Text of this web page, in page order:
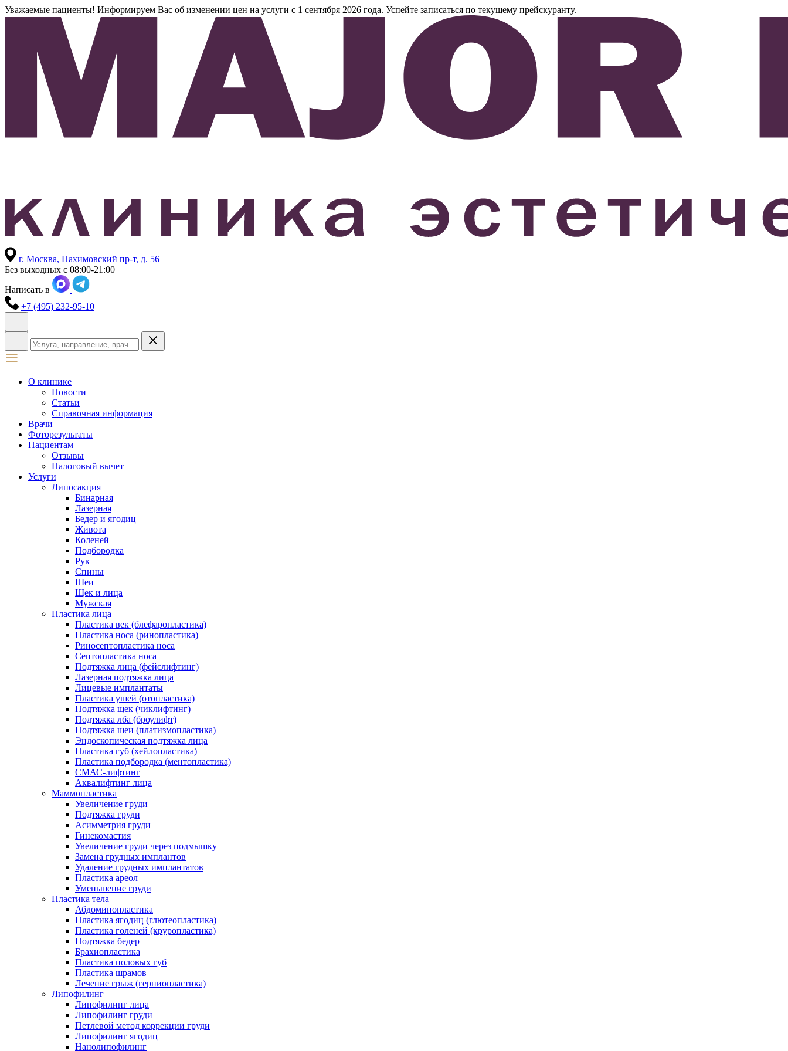
Уважаемые пациенты! Информируем Вас об изменении цен на услуги с 1 сентября 2026 года. Успейте записаться по текущему прейскуранту.
г. Москва, Нахимовский пр-т, д. 56
Без выходных с 08:00-21:00
Написать в
+7 (495) 232-95-10
О клинике
Новости
Статьи
Справочная информация
Врачи
Фоторезультаты
Пациентам
Отзывы
Налоговый вычет
Услуги
Липосакция
Бинарная
Лазерная
Бедер и ягодиц
Живота
Коленей
Подбородка
Рук
Спины
Шеи
Щек и лица
Мужская
Пластика лица
Пластика век (блефаропластика)
Пластика носа (ринопластика)
Риносептопластика носа
Септопластика носа
Подтяжка лица (фейслифтинг)
Лазерная подтяжка лица
Лицевые имплантаты
Пластика ушей (отопластика)
Подтяжка щек (чиклифтинг)
Подтяжка лба (броулифт)
Подтяжка шеи (платизмопластика)
Эндоскопическая подтяжка лица
Пластика губ (хейлопластика)
Пластика подбородка (ментопластика)
СМАС-лифтинг
Аквалифтинг лица
Маммопластика
Увеличение груди
Подтяжка груди
Асимметрия груди
Гинекомастия
Увеличение груди через подмышку
Замена грудных имплантов
Удаление грудных имплантатов
Пластика ареол
Уменьшение груди
Пластика тела
Абдоминопластика
Пластика ягодиц (глютеопластика)
Пластика голеней (круропластика)
Подтяжка бедер
Брахиопластика
Пластика половых губ
Пластика шрамов
Лечение грыж (герниопластика)
Липофилинг
Липофилинг лица
Липофилинг груди
Петлевой метод коррекции груди
Липофилинг ягодиц
Нанолипофилинг